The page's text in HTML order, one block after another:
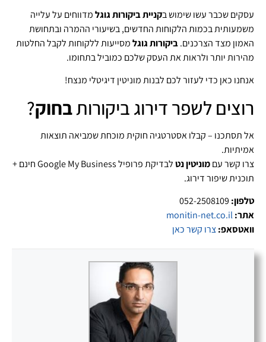
עסקים שכבר עשו שימוש בקניית ביקורות גוגלמדווחים על עלייה
משמעותית בכמות הלקוחות החדשים, בשיעורי ההמרה ובתחושת
האמון מצד הצרכנים.ביקורות גוגלמסייעות ללקוחות לקבל החלטות
מהירות יותר ולראות את העסק שלכם כמוביל בתחומו.
אנחנו כאן כדי לעזור לכם לבנות מוניטין דיגיטלי מנצח!
רוצים לשפר דירוג ביקורותבחוק?
אל תסתכנו – קבלו אסטרטגיה חוקית מוכחת שמביאה תוצאות
אמיתיות.
צרו קשר עםמוניטין נט
לבדיקת פרופיל Google My Business חינם +
תוכנית שיפור דירוג.
טלפון:
אתר:monitin-net.co.il
וואטסאפ:צרו קשר כאן